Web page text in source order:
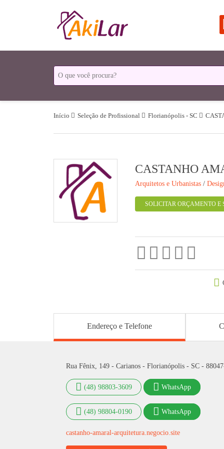
Início Seleção de Profissional Florianópolis - SC
CASTANHO
Arquitetos e Urbanistas /
SOLICITAR ORÇAMENTO E
Endereço e Telefone
Rua Fênix, 149 - Carianos - Florianópolis - SC -
(48) 98803-3609 WhatsApp
(48) 98804-0190 WhatsApp
castanho-amaral-arquitetura.negocio.site